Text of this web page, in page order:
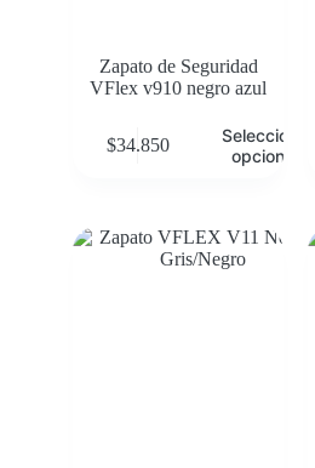
Zapato de Seguridad
VFlex v910 negro azul
$34.850
Seleccionar
opciones